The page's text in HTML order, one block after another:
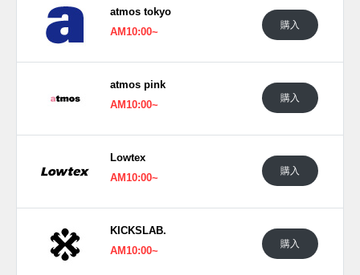
atmos tokyo
AM10:00~
購入
atmos pink
AM10:00~
購入
Lowtex
AM10:00~
購入
KICKSLAB.
AM10:00~
購入